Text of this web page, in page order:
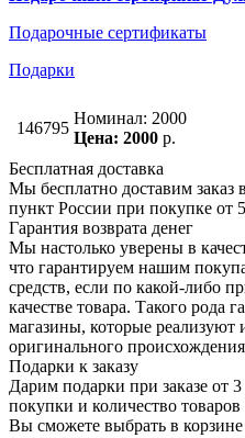
Подарочные сертификаты
Подарки
146795
Номинал: 2000
Цена: 2000 р.
Бесплатная доставка
Мы бесплатно доставим
пункт России при покупке от
Гарантия возврата денег
Мы настолько уверены в
что гарантируем нашим
средств, если по какой-либо
качестве товара. Такого рода
магазины, которые реализуют
оригинального
Подарки к заказу
Дарим подарки при заказе от
покупки и количество
Вы сможете выбрать в